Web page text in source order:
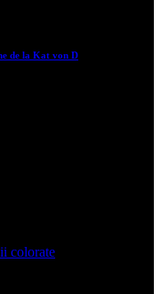
de la Kat von D